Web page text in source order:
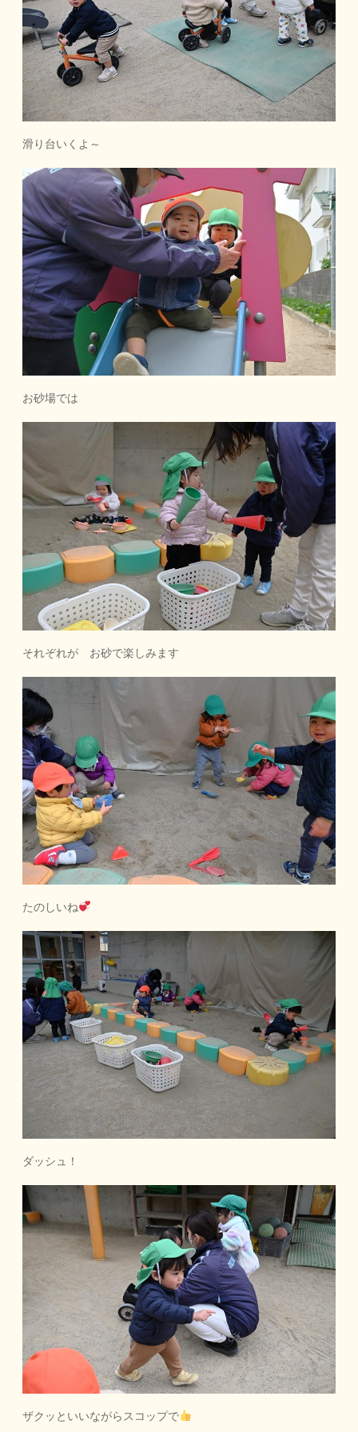
滑り台いくよ～
お砂場では
それぞれが お砂で楽しみます
たのしいね
ダッシュ！
ザクッといいながらスコップで